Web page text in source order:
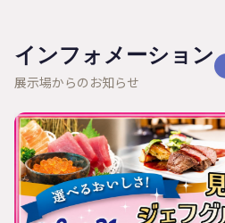
インフォメーション
展示場からのお知らせ